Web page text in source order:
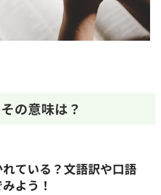
の意味は？
ている？文語訳や口語
よう！